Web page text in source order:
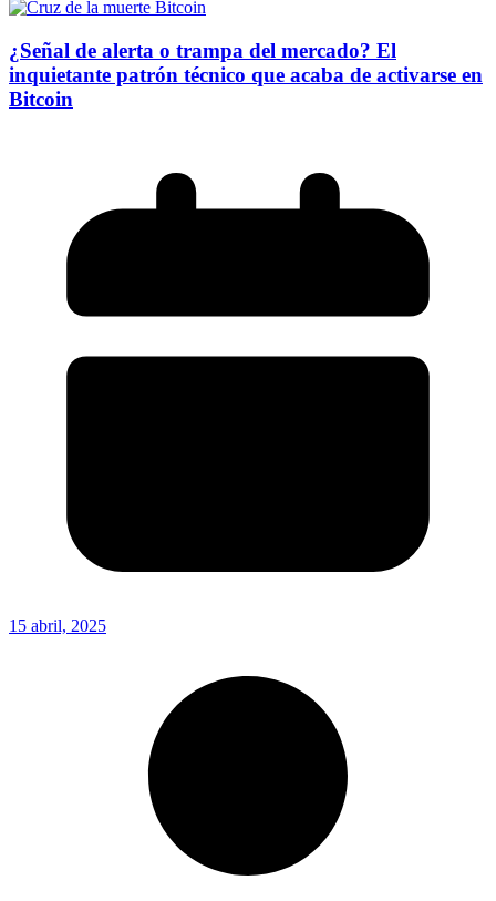
¿Señal de alerta o trampa del mercado? El
inquietante patrón técnico que acaba de activarse en
Bitcoin
15 abril, 2025